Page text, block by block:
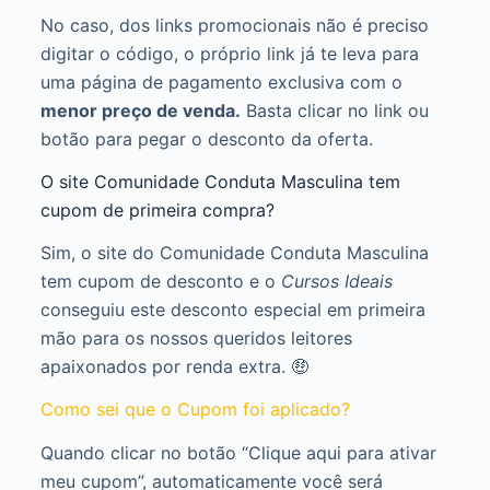
No caso, dos links promocionais não é preciso
digitar o código, o próprio link já te leva para
uma página de pagamento exclusiva com o
menor preço de venda. Basta clicar no link ou
botão para pegar o desconto da oferta.
O site Comunidade Conduta Masculina tem
cupom de primeira compra?
Sim, o site do Comunidade Conduta Masculina
tem cupom de desconto e o Cursos Ideais
conseguiu este desconto especial em primeira
mão para os nossos queridos leitores
apaixonados por renda extra. 🤑
Como sei que o Cupom foi aplicado?
Quando clicar no botão “Clique aqui para ativar
meu cupom”, automaticamente você será